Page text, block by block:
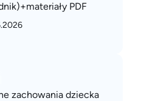
PDF
zachowania dziecka